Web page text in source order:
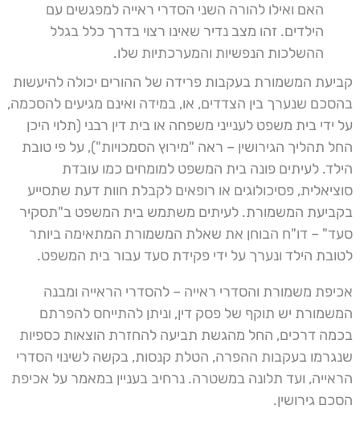
האם ואילו להורה השני הסדרי ראייה למפגשים עם
הילדים. זהו מצב נדיר שאינו רצוי בדרך כלל בגלל
ההשלכות הנפשיות והמערכתיות שלו.
קביעת המשמורת בעקבות פרידה של ההורים יכולה להיעשות
בהסכם שנערך בין הצדדים, או, במידה ואינם מגיעים להסכמה,
על ידי בית משפט לענייני משפחה או בית דין רבני (תלוי היכן
החל תהליך הגירושין – ראה "מירוץ הסמכויות"), על פי טובת
הילד. לעיתים פונה בית המשפט למומחים כמו עובדת
סוציאלית, פסיכולוגים או רופאים לקבלת חוות דעת שתסייע
בקביעת המשמורת. לעיתים משתמש בית המשפט ב"תסקיר
סעד" – דו"ח הבוחן את שאלת המשמורת המתאימה ביותר
לטובת הילד ונערך על ידי פקידת סעד עבור בית המשפט.
אכיפת משמורת והסדרי ראייה – להסדרי הראייה ומבנה
המשמורת יש תוקף של פסק דין, וניתן להתייחס להפרתם
בכמה דרכים, החל מהגשת תביעה להחזרת הוצאות כספיות
שנגרמו בעקבות ההפרה, הטלת קנסות, בקשה לשינוי הסדרי
הראייה, ועד תלונה במשטרה. נרחיב בעניין במאמר על אכיפת
הסכם גירושין.